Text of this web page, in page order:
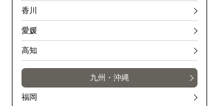
香川
愛媛
高知
九州・沖縄
福岡